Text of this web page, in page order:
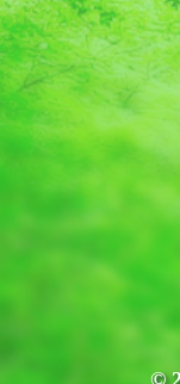
©